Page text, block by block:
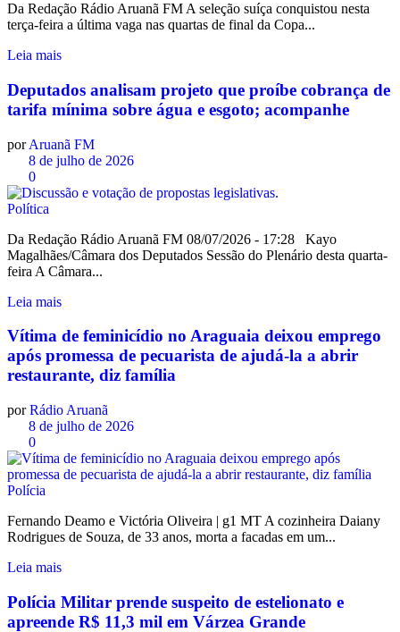
Da Redação Rádio Aruanã FM A seleção suíça conquistou nesta
terça-feira a última vaga nas quartas de final da Copa...
Leia mais
Deputados analisam projeto que proíbe cobrança de
tarifa mínima sobre água e esgoto; acompanhe
por Aruanã FM
8 de julho de 2026
0
Política
Da Redação Rádio Aruanã FM 08/07/2026 - 17:28 Kayo
Magalhães/Câmara dos Deputados Sessão do Plenário desta quarta-
feira A Câmara...
Leia mais
Vítima de feminicídio no Araguaia deixou emprego
após promessa de pecuarista de ajudá-la a abrir
restaurante, diz família
por Rádio Aruanã
8 de julho de 2026
0
Polícia
Fernando Deamo e Victória Oliveira | g1 MT A cozinheira Daiany
Rodrigues de Souza, de 33 anos, morta a facadas em um...
Leia mais
Polícia Militar prende suspeito de estelionato e
apreende R$ 11,3 mil em Várzea Grande